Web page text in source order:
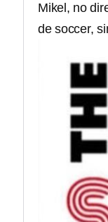
Mikel, no
de soccer,